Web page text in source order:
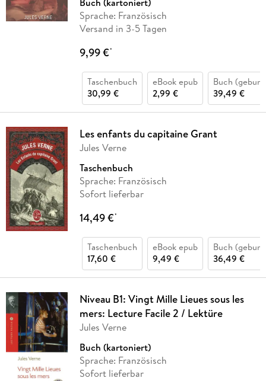
Buch (kartoniert)
Sprache: Französisch
Versand in 3-5 Tagen
9,99 €*
Taschenbuch
30,99 €
eBook epub
2,99 €
Buch
39,49 €
Les enfants du capitaine Grant
Jules Verne
Taschenbuch
Sprache: Französisch
Sofort lieferbar
14,49 €*
Taschenbuch
17,60 €
eBook epub
9,49 €
Buch
36,49 €
Niveau B1: Vingt Mille Lieues sous les
mers: Lecture Facile 2 / Lektüre
Jules Verne
Buch (kartoniert)
Sprache: Französisch
Sofort lieferbar